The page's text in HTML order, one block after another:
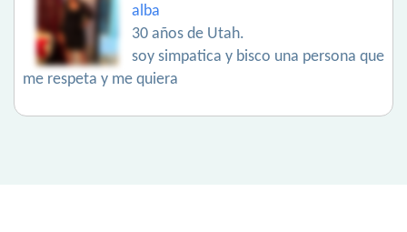
alba
30 años de Utah.
soy simpatica y bisco una persona que
me respeta y me quiera